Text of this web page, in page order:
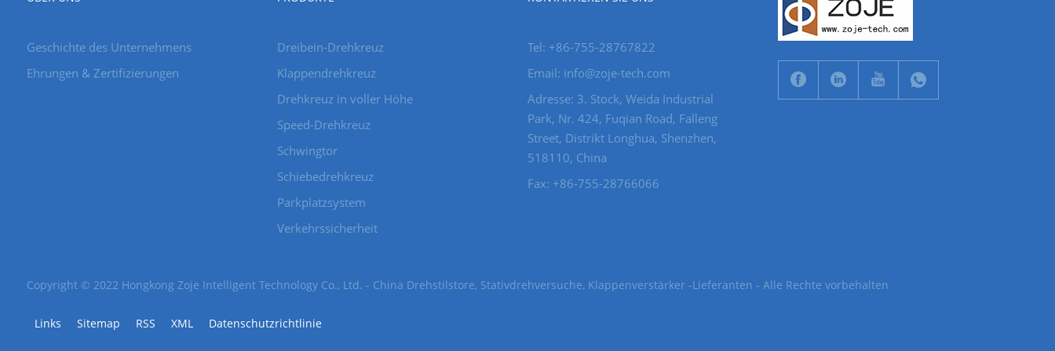
Geschichte des Unternehmens
Ehrungen & Zertifizierungen
Dreibein-Drehkreuz
Klappendrehkreuz
Drehkreuz in voller Höhe
Speed-Drehkreuz
Schwingtor
Schiebedrehkreuz
Parkplatzsystem
Verkehrssicherheit
Tel: +86-755-28767822
Email: info@zoje-tech.com
Adresse: 3. Stock, Weida Industrial
Park, Nr. 424, Fuqian Road, Falleng
Street, Distrikt Longhua, Shenzhen,
518110, China
Fax: +86-755-28766066
Copyright © 2022 Hongkong Zoje Intelligent Technology Co., Ltd. - China Drehstilstore, Stativdrehversuche, Klappenverstärker -Lieferanten - Alle Rechte vorbehalten
Links Sitemap RSS XML Datenschutzrichtlinie